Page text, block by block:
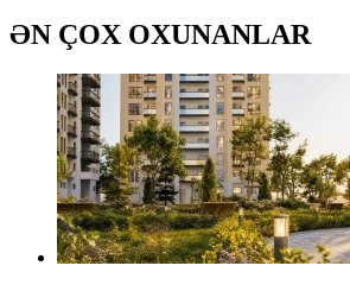
ƏN ÇOX OXUNANLAR